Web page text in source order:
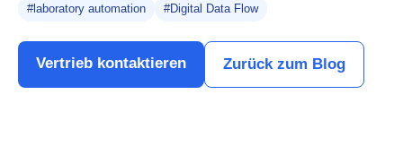
#laboratory automation
#Digital Data Flow
Vertrieb kontaktieren Zurück zum Blog